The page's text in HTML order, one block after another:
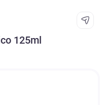
125ml